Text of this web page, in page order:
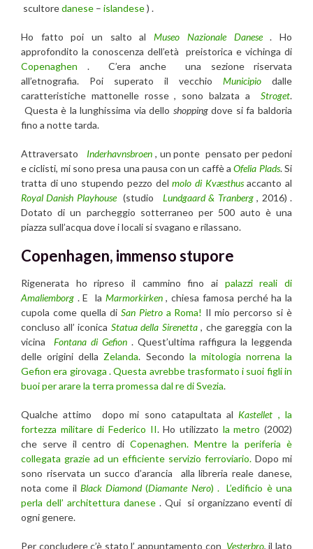
scultoredanese – islandese) .
Ho fatto poi un salto alMuseo Nazionale Danese. Ho
approfondito la conoscenza dell’età preistorica e vichinga di
Copenaghen . C’era anche una sezione riservata
all’etnografia. Poi superato il vecchio Municipio dalle
caratteristiche mattonelle rosse , sono balzata a Stroget.
Questa è la lunghissima via dello shoppingdove si fa baldoria
fino a notte tarda.
Attraversato Inderhavnsbroen, un ponte pensato per pedoni
e ciclisti, mi sono presa una pausa con un caffè aOfelia Plads. Si
tratta di uno stupendo pezzo delmolo di Kvæsthusaccanto al
Royal Danish Playhouse(studio Lundgaard & Tranberg, 2016) .
Dotato di un parcheggio sotterraneo per 500 auto è una
piazza sull’acqua dove i locali si svagano e rilassano.
Copenhagen, immenso stupore
Rigenerata ho ripreso il cammino fino ai palazzi reali di
Amaliemborg . E la Marmorkirken, chiesa famosa perché ha la
cupola come quella di San Pietroa Roma! Il mio percorso si è
concluso all’ iconica Statua della Sirenetta, che gareggia con la
vicina Fontana di Gefion . Quest’ultima raffigura la leggenda
delle origini della Zelanda. Secondo la mitologia norrena la
Gefion era girovaga . Questa avrebbe trasformato i suoi figli in
buoi per arare la terra promessa dal re di Svezia.
Qualche attimo dopo mi sono catapultata al Kastellet , la
fortezza militare di Federico II. Ho utilizzato la metro (2002)
che serve il centro di Copenaghen. Mentre la periferia è
collegata grazie ad un efficiente servizio ferroviario. Dopo mi
sono riservata un succo d’arancia alla libreria reale danese,
nota come il Black Diamond(Diamante Nero) . L’edificio è una
perla dell’ architettura danese. Qui si organizzano eventi di
ogni genere.
Per concludere c’è stato l’ appuntamento con Vesterbro, il lato